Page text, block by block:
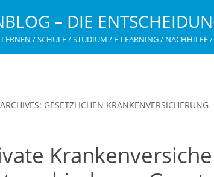
– DIE
LERNEN / SCHULE / STUDIUM / E-LEARNING / NACHHILFE
GESETZLICHEN KRANKENVERSICHERUNG